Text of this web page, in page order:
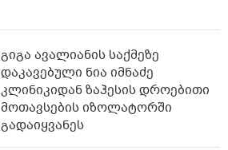
გიგა ავალიანის საქმეზე
დაკავებული ნია იმნაძე
კლინიკიდან ზაჰესის დროებითი
მოთავსების იზოლატორში
გადაიყვანეს